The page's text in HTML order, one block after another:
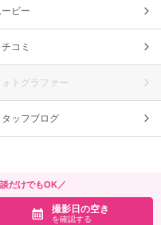
ービー
コミ
ォトグラファー
タッフブログ
だけでもOK／
撮影日の空き
を確認する